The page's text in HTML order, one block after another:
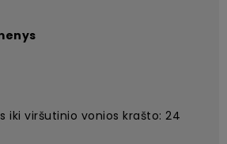
iki viršutinio vonios krašto: 24